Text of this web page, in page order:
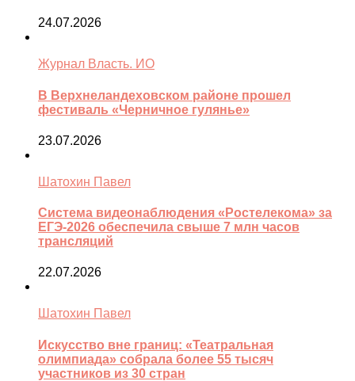
24.07.2026
Журнал Власть. ИО
В Верхнеландеховском районе прошел
фестиваль «Черничное гулянье»
23.07.2026
Шатохин Павел
Система видеонаблюдения «Ростелекома» за
ЕГЭ-2026 обеспечила свыше 7 млн часов
трансляций
22.07.2026
Шатохин Павел
Искусство вне границ: «Театральная
олимпиада» собрала более 55 тысяч
участников из 30 стран